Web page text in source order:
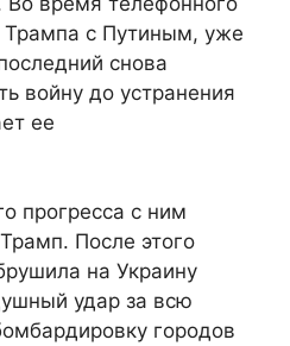
Трампа с Путиным, уже
снова
войну до устранения
ее
прогресса с ним
После этого
на Украину
удар за всю
городов